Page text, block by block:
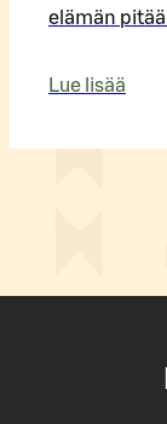
elämän
Lue lisää